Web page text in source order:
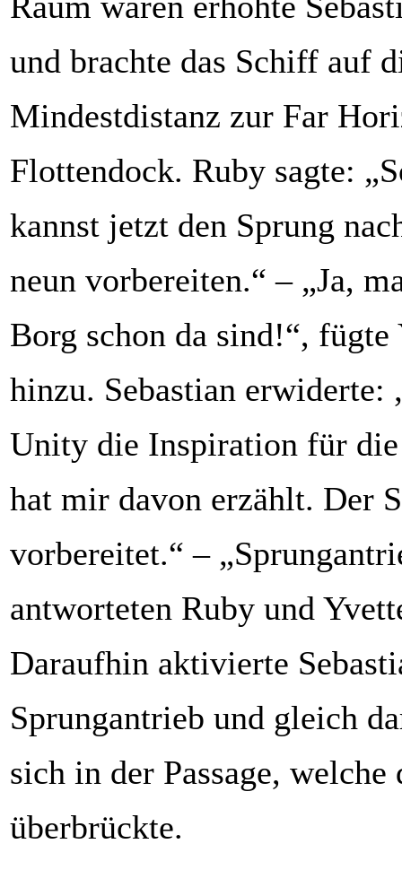
und brachte das Schiff auf
Mindestdistanz zur Far
Flottendock. Ruby sagte:
kannst jetzt den Sprung
neun vorbereiten.“ – „Ja,
Borg schon da sind!“, fügte
hinzu. Sebastian erwiderte:
Unity die Inspiration für
hat mir davon erzählt. Der
vorbereitet.“ –
antworteten Ruby und
Daraufhin aktivierte
Sprungantrieb und gleich
sich in der Passage,
überbrückte.